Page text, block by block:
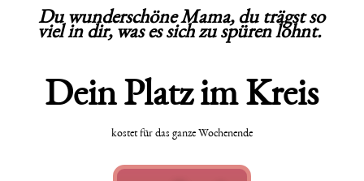
Du wunderschöne Mama, du trägst so
viel in dir, was es sich zu spüren lohnt.
Dein Platz im Kreis
kostet für das ganze Wochenende